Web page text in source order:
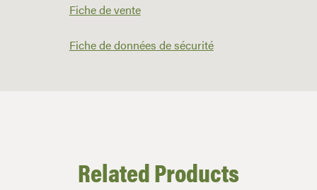
Fiche de vente
Fiche de données de sécurité
Related Products